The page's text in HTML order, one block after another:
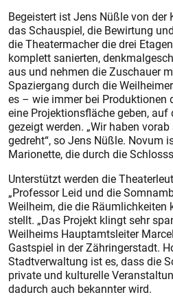
Begeistert ist Jens Nüßle von der
das Schauspiel, die Bewirtung
die Theatermacher die drei
komplett sanierten,
aus und nehmen die Zuschauer
Spaziergang durch die
es – wie immer bei Produktionen
eine Projektionsfläche geben,
gezeigt werden. „Wir haben
gedreht“, so Jens Nüßle. Novum
Marionette, die durch die
Unterstützt werden die
„Professor Leid und die
Weilheim, die die Räumlichkeiten
stellt. „Das Projekt klingt sehr
Weilheims Hauptamtsleiter
Gastspiel in der Zähringerstadt.
Stadtverwaltung ist es, dass die
private und kulturelle
dadurch auch bekannter wird.